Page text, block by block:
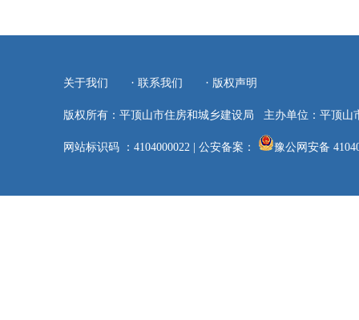
关于我们 · 联系我们 · 版权声明
版权所有：平顶山市住房和城乡建设局 主办单位：平顶山
网站标识码 ：4104000022| 公安备案： 豫公网安备